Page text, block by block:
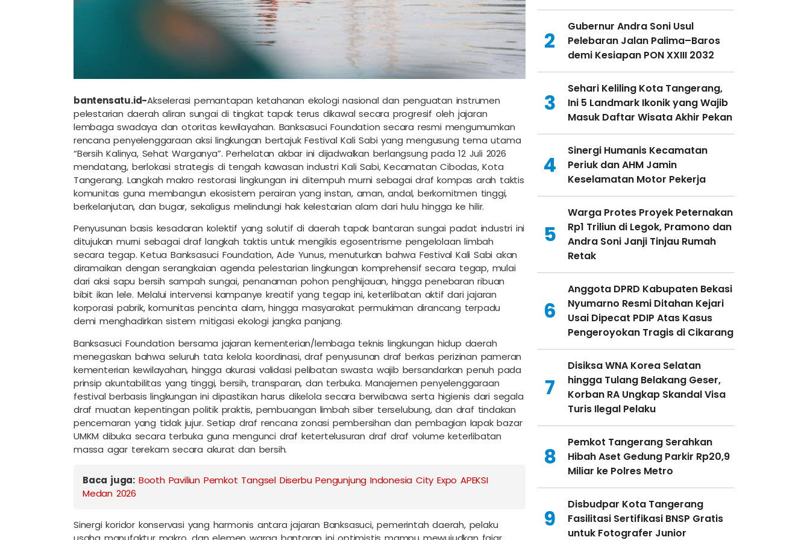
bantensatu.id-Akselerasi pemantapan ketahanan ekologi nasional dan penguatan instrumen
pelestarian daerah aliran sungai di tingkat tapak terus dikawal secara progresif oleh jajaran
lembaga swadaya dan otoritas kewilayahan. Banksasuci Foundation secara resmi mengumumkan
rencana penyelenggaraan aksi lingkungan bertajuk Festival Kali Sabi yang mengusung tema utama
“Bersih Kalinya, Sehat Warganya”. Perhelatan akbar ini dijadwalkan berlangsung pada 12 Juli 2026
mendatang, berlokasi strategis di tengah kawasan industri Kali Sabi, Kecamatan Cibodas, Kota
Tangerang. Langkah makro restorasi lingkungan ini ditempuh murni sebagai draf kompas arah taktis
komunitas guna membangun ekosistem perairan yang instan, aman, andal, berkomitmen tinggi,
berkelanjutan, dan bugar, sekaligus melindungi hak kelestarian alam dari hulu hingga ke hilir.
Penyusunan basis kesadaran kolektif yang solutif di daerah tapak bantaran sungai padat industri ini
ditujukan murni sebagai draf langkah taktis untuk mengikis egosentrisme pengelolaan limbah
secara tegap. Ketua Banksasuci Foundation, Ade Yunus, menuturkan bahwa Festival Kali Sabi akan
diramaikan dengan serangkaian agenda pelestarian lingkungan komprehensif secara tegap, mulai
dari aksi sapu bersih sampah sungai, penanaman pohon penghijauan, hingga penebaran ribuan
bibit ikan lele. Melalui intervensi kampanye kreatif yang tegap ini, keterlibatan aktif dari jajaran
korporasi pabrik, komunitas pencinta alam, hingga masyarakat permukiman dirancang terpadu
demi menghadirkan sistem mitigasi ekologi jangka panjang.
Banksasuci Foundation bersama jajaran kementerian/lembaga teknis lingkungan hidup daerah
menegaskan bahwa seluruh tata kelola koordinasi, draf penyusunan draf berkas perizinan pameran
kementerian kewilayahan, hingga akurasi validasi pelibatan swasta wajib bersandarkan penuh pada
prinsip akuntabilitas yang tinggi, bersih, transparan, dan terbuka. Manajemen penyelenggaraan
festival berbasis lingkungan ini dipastikan harus dikelola secara berwibawa serta higienis dari segala
draf muatan kepentingan politik praktis, pembuangan limbah siber terselubung, dan draf tindakan
pencemaran yang tidak jujur. Setiap draf rencana zonasi pembersihan dan pembagian lapak bazar
UMKM dibuka secara terbuka guna mengunci draf ketertelusuran draf draf volume keterlibatan
massa agar terekam secara akurat dan bersih.
Baca juga: Booth Paviliun Pemkot Tangsel Diserbu Pengunjung Indonesia City Expo APEKSI
Medan 2026
Sinergi koridor konservasi yang harmonis antara jajaran Banksasuci, pemerintah daerah, pelaku
2
Gubernur Andra Soni Usul
Pelebaran Jalan Palima–Baros
demi Kesiapan PON XXIII 2032
3
Sehari Keliling Kota Tangerang,
Ini 5 Landmark Ikonik yang Wajib
Masuk Daftar Wisata Akhir Pekan
4
Sinergi Humanis Kecamatan
Periuk dan AHM Jamin
Keselamatan Motor Pekerja
5
Warga Protes Proyek Peternakan
Rp1 Triliun di Legok, Pramono dan
Andra Soni Janji Tinjau Rumah
Retak
6
Anggota DPRD Kabupaten Bekasi
Nyumarno Resmi Ditahan Kejari
Usai Dipecat PDIP Atas Kasus
Pengeroyokan Tragis di Cikarang
7
Disiksa WNA Korea Selatan
hingga Tulang Belakang Geser,
Korban RA Ungkap Skandal Visa
Turis Ilegal Pelaku
8
Pemkot Tangerang Serahkan
Hibah Aset Gedung Parkir Rp20,9
Miliar ke Polres Metro
9
Disbudpar Kota Tangerang
Fasilitasi Sertifikasi BNSP Gratis
untuk Fotografer Junior